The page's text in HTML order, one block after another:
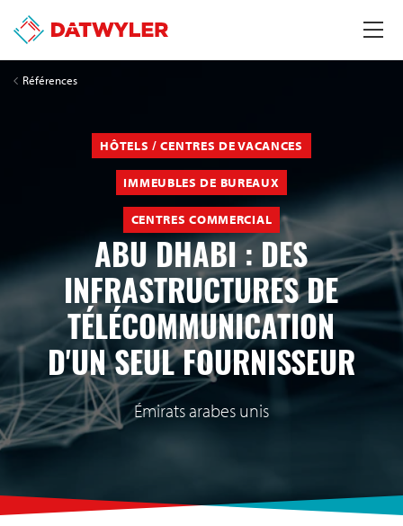
Références
HÔTELS / CENTRES DE VACANCES
IMMEUBLES DE BUREAUX
CENTRES COMMERCIAL
ABU DHABI : DES
INFRASTRUCTURES DE
TÉLÉCOMMUNICATION
D'UN SEUL FOURNISSEUR
Émirats arabes unis